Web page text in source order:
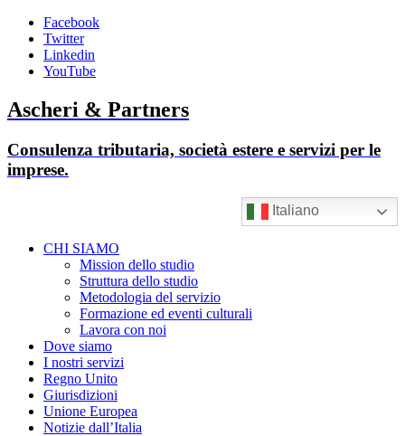
Facebook
Twitter
Linkedin
YouTube
Ascheri & Partners
Consulenza tributaria, società estere e servizi per le
imprese.
Italiano
CHI SIAMO
Mission dello studio
Struttura dello studio
Metodologia del servizio
Formazione ed eventi culturali
Lavora con noi
Dove siamo
I nostri servizi
Regno Unito
Giurisdizioni
Unione Europea
Notizie dall’Italia